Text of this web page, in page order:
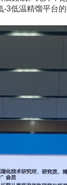
低温精馏平台的